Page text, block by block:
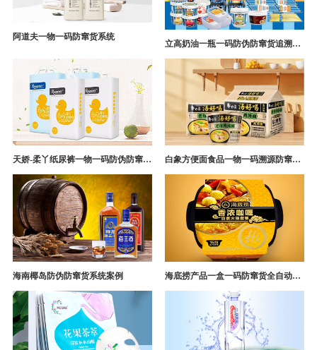
阿道夫一物一码防窜货系统
立高奶油一瓶一码防伪防窜货追溯系统解决方案
天娇-柔丫纸尿裤一物一码防伪防窜货追溯系统案例 白象方便面食品一物一码溯源防窜货解决方案
海南椰岛防伪防窜货系统案例 海底捞产品一盒一码防窜货全自动产线追溯方案